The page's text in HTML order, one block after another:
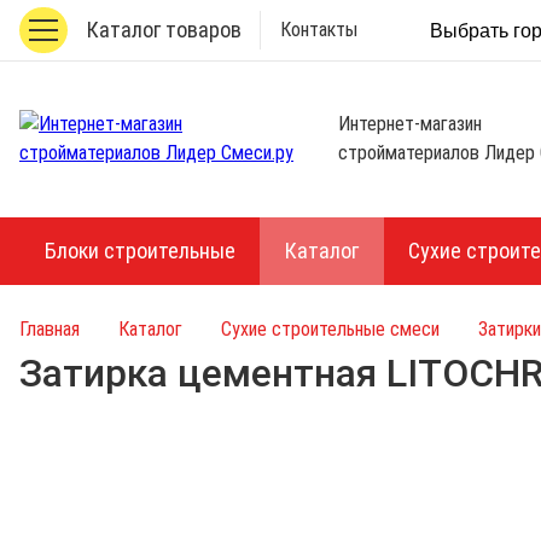
Каталог товаров Контакты Выбрать
Интернет-магазин
стройматериалов Лидер
Блоки строительные Каталог Сухие
Главная Каталог Сухие строительные смеси
Затирка цементная